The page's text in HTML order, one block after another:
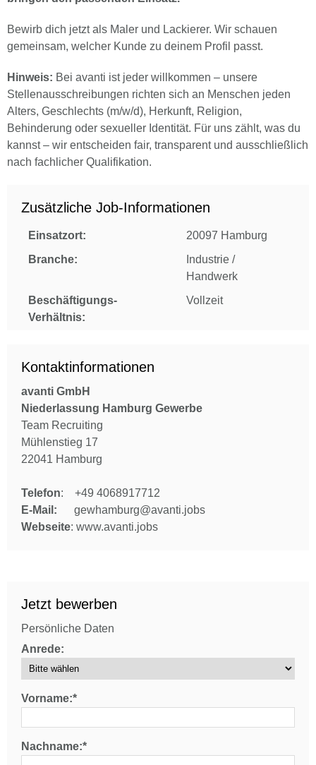
Bewirb dich jetzt als Maler und Lackierer. Wir schauen
gemeinsam, welcher Kunde zu deinem Profil passt.
Hinweis: Bei avanti ist jeder willkommen – unsere
Stellenausschreibungen richten sich an Menschen jeden
Alters, Geschlechts (m/w/d), Herkunft, Religion,
Behinderung oder sexueller Identität. Für uns zählt, was du
kannst – wir entscheiden fair, transparent und ausschließlich
nach fachlicher Qualifikation.
Zusätzliche Job-Informationen
Einsatzort:
20097 Hamburg
Branche:
Industrie /
Handwerk
Beschäftigungs-
Verhältnis:
Vollzeit
Kontaktinformationen
avanti GmbH
Niederlassung Hamburg Gewerbe
Team Recruiting
Mühlenstieg 17
22041 Hamburg
Telefon: +49 4068917712
E-Mail: gewhamburg@avanti.jobs
Webseite: www.avanti.jobs
Jetzt bewerben
Persönliche Daten
Anrede:
Vorname:*
Nachname:*